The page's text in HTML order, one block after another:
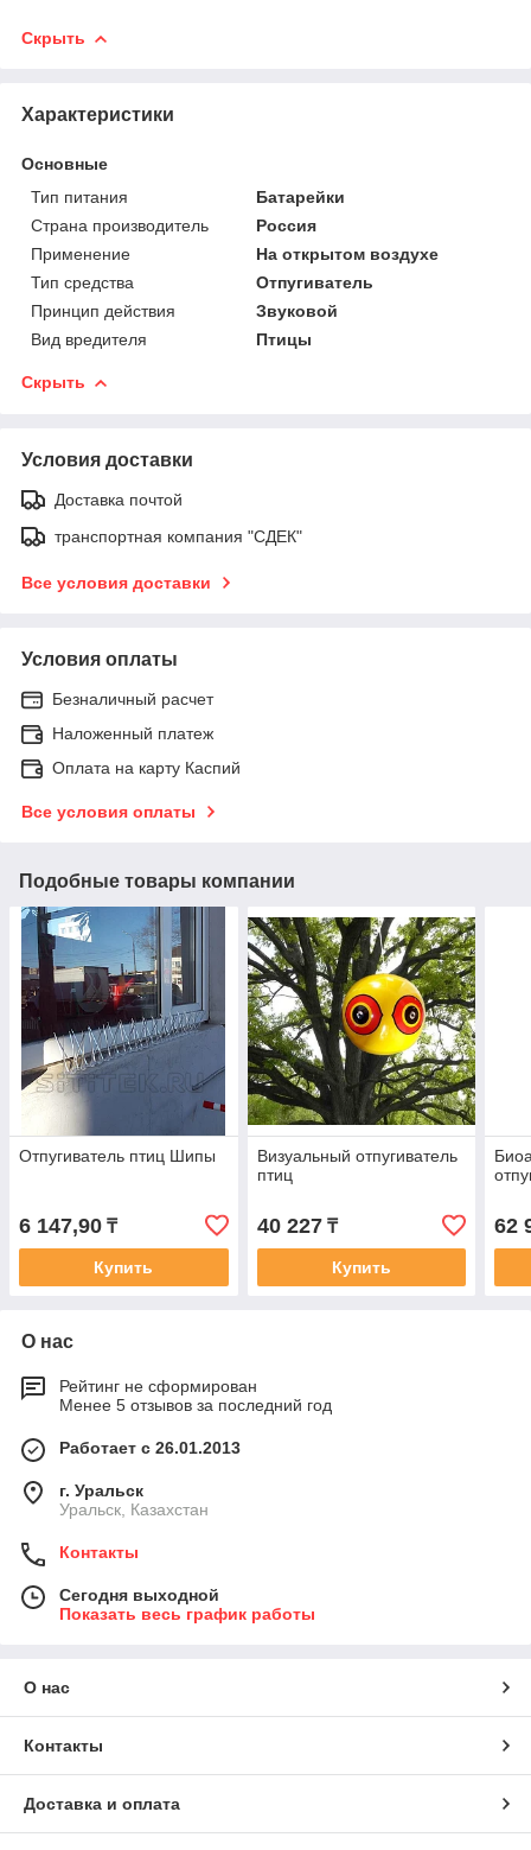
Скрыть
Характеристики
Основные
Тип питания
Батарейки
Страна производитель
Россия
Применение
На открытом воздухе
Тип средства
Отпугиватель
Принцип действия
Звуковой
Вид вредителя
Птицы
Скрыть
Условия доставки
Доставка почтой
транспортная компания "СДЕК"
Все условия доставки
Условия оплаты
Безналичный расчет
Наложенный платеж
Оплата на карту Каспий
Все условия оплаты
Подобные товары компании
Отпугиватель птиц Шипы
6 147,90 ₸
Купить
Визуальный отпугиватель
птиц
40 227₸
Купить
62
О нас
Рейтинг не сформирован
Менее 5 отзывов за последний год
Работает с 26.01.2013
г. Уральск
Уральск, Казахстан
Контакты
Сегодня выходной
Показать весь график работы
О нас
Контакты
Доставка и оплата